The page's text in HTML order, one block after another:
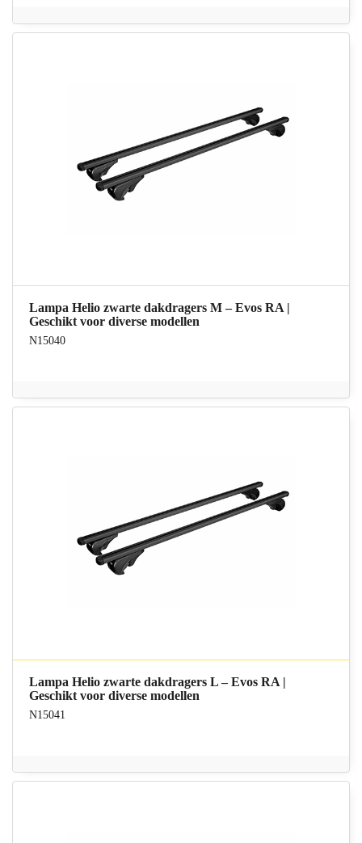
Lampa Helio zwarte dakdragers M – Evos RA |
Geschikt voor diverse modellen
N15040
Lampa Helio zwarte dakdragers L – Evos RA |
Geschikt voor diverse modellen
N15041